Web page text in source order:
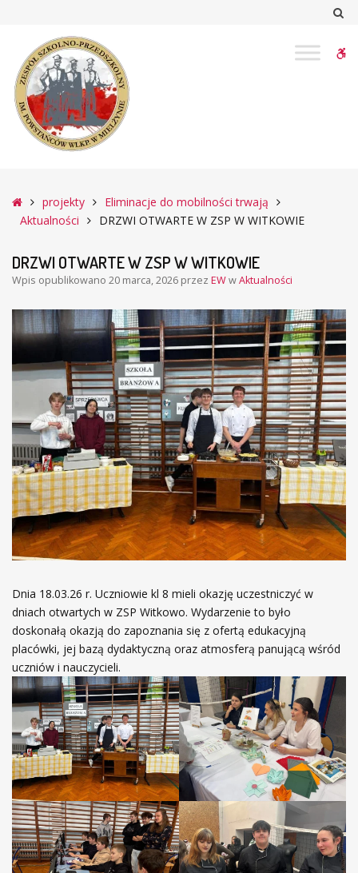
OTWARTE
ZSP
WITKOWIE
Głównaprojekty
Eliminacje do mobilności trwają
Aktualności
DRZWI OTWARTE W ZSP W WITKOWIE
DRZWI OTWARTE W ZSP W WITKOWIE
Wpis opublikowano 20 marca, 2026 przez EWwAktualności
Dnia 18.03.26 r. Uczniowie kl 8 mieli okazję uczestniczyć w
dniach otwartych w ZSP Witkowo. Wydarzenie to było
doskonałą okazją do zapoznania się z ofertą edukacyjną
placówki, jej bazą dydaktyczną oraz atmosferą panującą wśród
uczniów i nauczycieli.